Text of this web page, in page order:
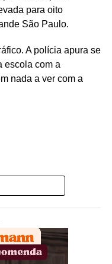
para oito
São Paulo.
A polícia apura se
escola com a
nada a ver com a